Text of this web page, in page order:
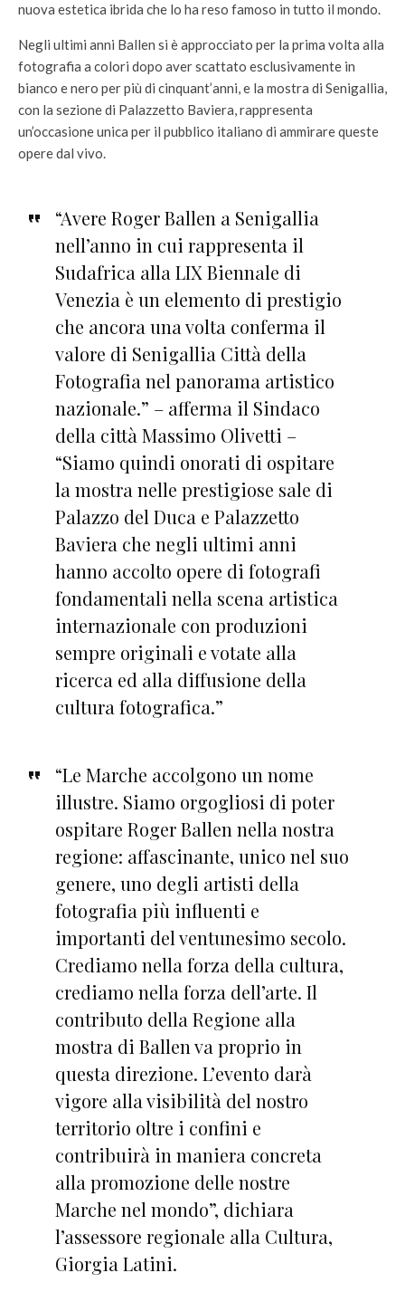
nuova estetica ibrida che lo ha reso famoso in tutto il mondo.
Negli ultimi anni Ballen si è approcciato per la prima volta alla
fotografia a colori dopo aver scattato esclusivamente in
bianco e nero per più di cinquant’anni, e la mostra di Senigallia,
con la sezione di Palazzetto Baviera, rappresenta
un’occasione unica per il pubblico italiano di ammirare queste
opere dal vivo.
“Avere Roger Ballen a Senigallia
nell’anno in cui rappresenta il
Sudafrica alla LIX Biennale di
Venezia è un elemento di prestigio
che ancora una volta conferma il
valore di Senigallia Città della
Fotografia nel panorama artistico
nazionale.” – afferma il Sindaco
della città Massimo Olivetti –
“Siamo quindi onorati di ospitare
la mostra nelle prestigiose sale di
Palazzo del Duca e Palazzetto
Baviera che negli ultimi anni
hanno accolto opere di fotografi
fondamentali nella scena artistica
internazionale con produzioni
sempre originali e votate alla
ricerca ed alla diffusione della
cultura fotografica.”
“Le Marche accolgono un nome
illustre. Siamo orgogliosi di poter
ospitare Roger Ballen nella nostra
regione: affascinante, unico nel suo
genere, uno degli artisti della
fotografia più influenti e
importanti del ventunesimo secolo.
Crediamo nella forza della cultura,
crediamo nella forza dell’arte. Il
contributo della Regione alla
mostra di Ballen va proprio in
questa direzione. L’evento darà
vigore alla visibilità del nostro
territorio oltre i confini e
contribuirà in maniera concreta
alla promozione delle nostre
Marche nel mondo”, dichiara
l’assessore regionale alla Cultura,
Giorgia Latini.